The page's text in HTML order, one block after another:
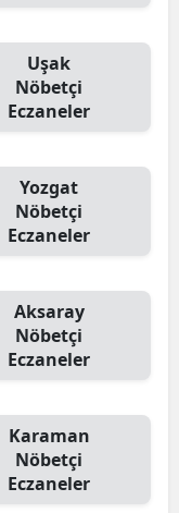
Uşak
Nöbetçi
Eczaneler
Yozgat
Nöbetçi
Eczaneler
Aksaray
Nöbetçi
Eczaneler
Karaman
Nöbetçi
Eczaneler